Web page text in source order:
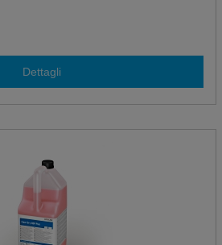
Dettagli